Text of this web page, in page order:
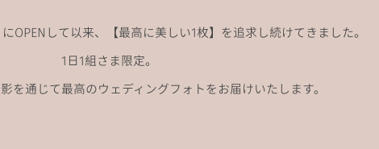
OPENして以来、
【最高に美しい1枚】を追求し続けてきました。
1日1組さま限定。
を通じて最高のウェディングフォトをお届けいたします。